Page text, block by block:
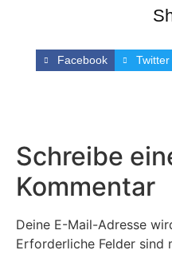
Facebook Twitter
Schreibe
Kommentar
Deine E-Mail-Adresse
Erforderliche Felder sind